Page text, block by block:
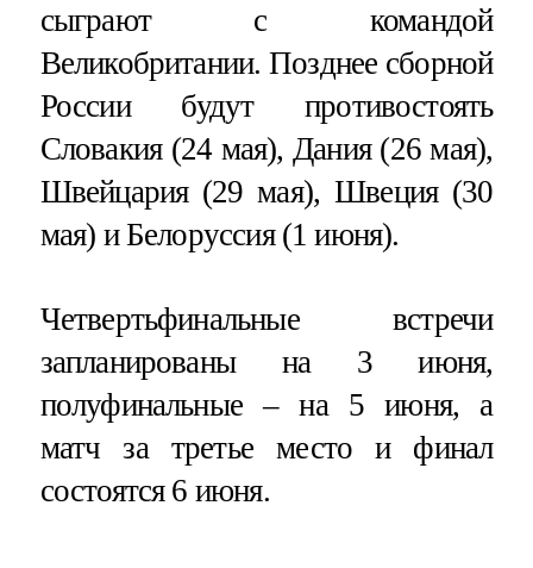
сыграют с командой
Великобритании. Позднее сборной
России будут противостоять
Словакия (24 мая), Дания (26 мая),
Швейцария (29 мая), Швеция (30
мая) и Белоруссия (1 июня).
Четвертьфинальные встречи
запланированы на 3 июня,
полуфинальные – на 5 июня, а
матч за третье место и финал
состоятся 6 июня.